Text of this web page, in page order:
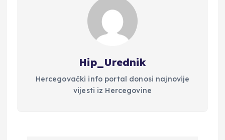
Hip_Urednik
Hercegovački info portal donosi najnovije
vijesti iz Hercegovine